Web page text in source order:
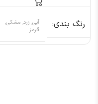
رنگ بندی
آبی, زرد, مشکی,
قرمز